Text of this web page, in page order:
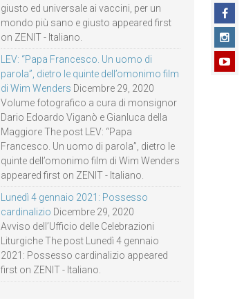
giusto ed universale ai vaccini, per un
mondo più sano e giusto appeared first
on ZENIT - Italiano.
LEV: “Papa Francesco. Un uomo di
parola”, dietro le quinte dell’omonimo film
di Wim Wenders Dicembre 29, 2020
Volume fotografico a cura di monsignor
Dario Edoardo Viganò e Gianluca della
Maggiore The post LEV: “Papa
Francesco. Un uomo di parola”, dietro le
quinte dell’omonimo film di Wim Wenders
appeared first on ZENIT - Italiano.
Lunedì 4 gennaio 2021: Possesso
cardinalizio Dicembre 29, 2020
Avviso dell’Ufficio delle Celebrazioni
Liturgiche The post Lunedì 4 gennaio
2021: Possesso cardinalizio appeared
first on ZENIT - Italiano.